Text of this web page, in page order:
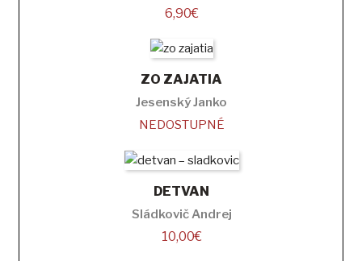
6,90€
ZO ZAJATIA
Jesenský Janko
NEDOSTUPNÉ
DETVAN
Sládkovič Andrej
10,00€